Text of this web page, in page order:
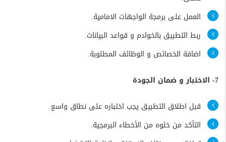
العمل على برمجة الواجهات الامامية.
ربط التطبيق بالخوادم و قواعد البيانات.
اضافة الخصائص و الوظائف المطلوبة.
7- الاختبار و ضمان الجودة
قبل اطلاق التطبيق يجب اختباره على نطاق واسع.
التأكد من خلوه من الأخطاء البرمجية.